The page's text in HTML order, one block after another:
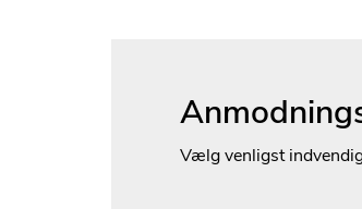
Vælg venligst